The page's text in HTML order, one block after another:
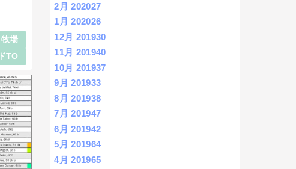
場
TO
2月 202027
1月 202026
12月 201930
11月 201940
10月 201937
9月 201933
8月 201938
7月 201947
6月 201942
5月 201964
4月 201965